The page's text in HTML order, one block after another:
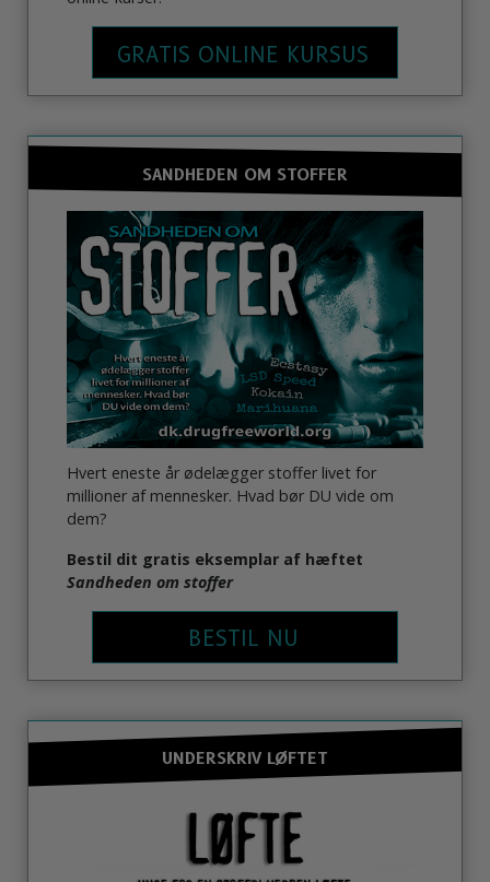
GRATIS ONLINE KURSUS
SANDHEDEN OM STOFFER
Hvert eneste år ødelægger stoffer livet for
millioner af mennesker. Hvad bør DU vide om
dem?
Bestil dit gratis eksemplar af hæftet
Sandheden om stoffer
BESTIL NU
UNDERSKRIV LØFTET